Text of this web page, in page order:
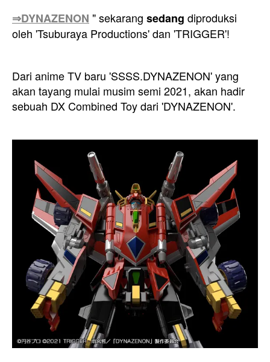
⇒DYNAZENON " sekarang sedang diproduksi
oleh 'Tsuburaya Productions' dan 'TRIGGER'!
Dari anime TV baru 'SSSS.DYNAZENON' yang
akan tayang mulai musim semi 2021, akan hadir
sebuah DX Combined Toy dari 'DYNAZENON'.